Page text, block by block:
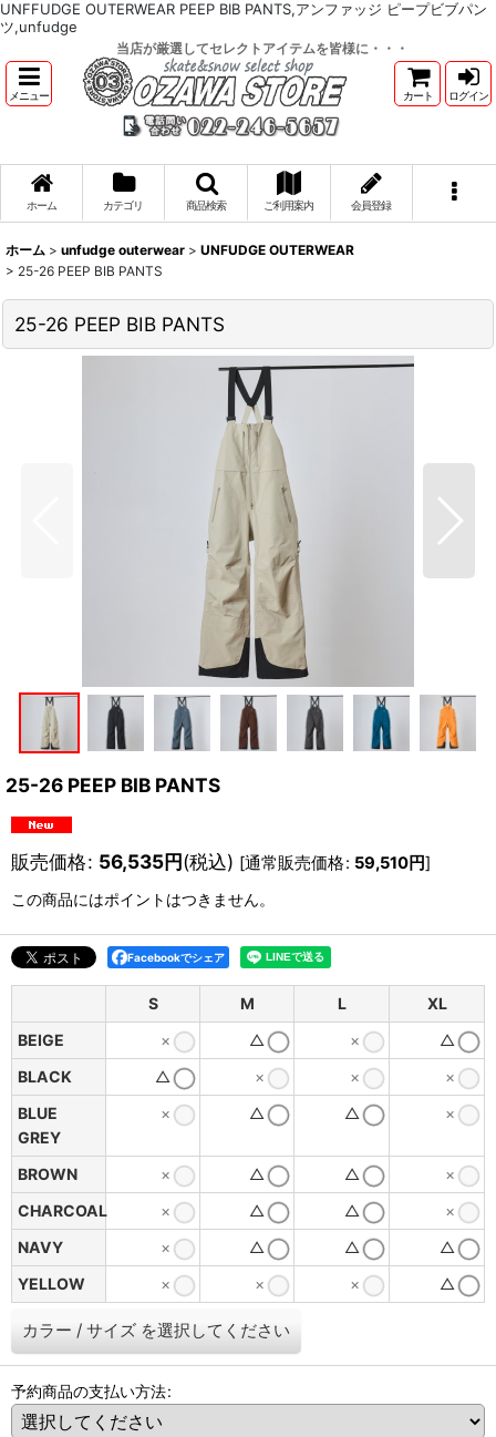
UNFFUDGE OUTERWEAR PEEP BIB PANTS,アンファッジ ピープビブパン
ツ,unfudge
当店が厳選してセレクトアイテムを皆様に・・・
メニュー カート ログイン
ホーム カテゴリ 商品検索 ご利用案内 会員登録
ホーム > unfudge outerwear > UNFUDGE OUTERWEAR
> 25-26 PEEP BIB PANTS
25-26 PEEP BIB PANTS
25-26 PEEP BIB PANTS
販売価格: 56,535円(税込) [通常販売価格: 59,510円]
この商品にはポイントはつきません。
Facebookでシェア
S M L
XL
BEIGE
× △ ×
△
BLACK
△ × ×
×
BLUE
GREY
× △ △ ×
BROWN × △ △
×
CHARCOAL
× △ △
×
NAVY
× △ △
△
YELLOW
× × × △
カラー / サイズ を選択してください
予約商品の支払い方法: